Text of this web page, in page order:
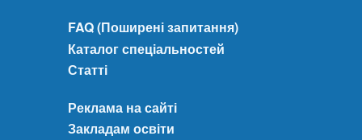
FAQ (Поширені запитання)
Каталог спеціальностей
Статті
Реклама на сайті
Закладам освіти